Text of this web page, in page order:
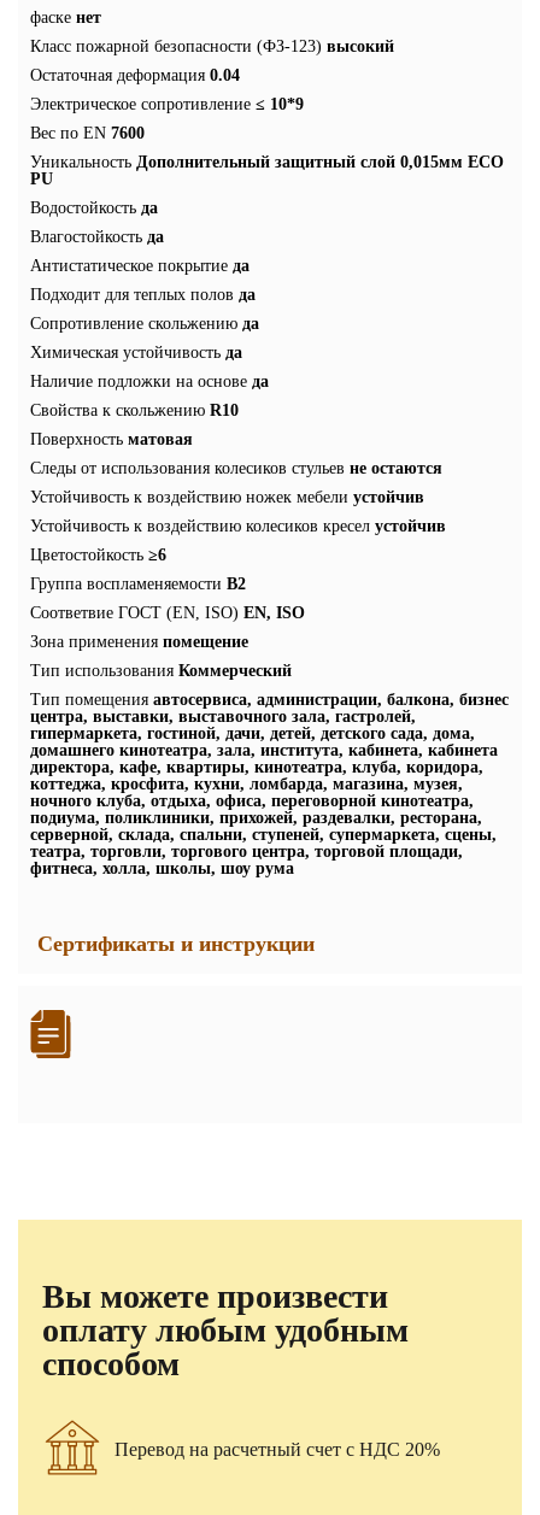
фаске нет
Класс пожарной безопасности (ФЗ-123) высокий
Остаточная деформация 0.04
Электрическое сопротивление ≤ 10*9
Вес по EN 7600
Уникальность Дополнительный защитный слой 0,015мм ECO
PU
Водостойкость да
Влагостойкость да
Антистатическое покрытие да
Подходит для теплых полов да
Сопротивление скольжению да
Химическая устойчивость да
Наличие подложки на основе да
Свойства к скольжению R10
Поверхность матовая
Следы от использования колесиков стульев не остаются
Устойчивость к воздействию ножек мебели устойчив
Устойчивость к воздействию колесиков кресел устойчив
Цветостойкость ≥6
Группа воспламеняемости В2
Соответвие ГОСТ (EN, ISO) EN, ISO
Зона применения помещение
Тип использования Коммерческий
Тип помещения автосервиса, администрации, балкона, бизнес
центра, выставки, выставочного зала, гастролей,
гипермаркета, гостиной, дачи, детей, детского сада, дома,
домашнего кинотеатра, зала, института, кабинета, кабинета
директора, кафе, квартиры, кинотеатра, клуба, коридора,
коттеджа, кросфита, кухни, ломбарда, магазина, музея,
ночного клуба, отдыха, офиса, переговорной кинотеатра,
подиума, поликлиники, прихожей, раздевалки, ресторана,
серверной, склада, спальни, ступеней, супермаркета, сцены,
театра, торговли, торгового центра, торговой площади,
фитнеса, холла, школы, шоу рума
Сертификаты и инструкции
Вы можете произвести
оплату любым удобным
способом
Перевод на расчетный счет с НДС 20%